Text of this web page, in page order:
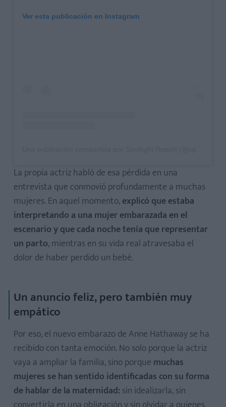
Ver esta publicación en Instagram
La propia actriz habló de esa pérdida en una
entrevista que conmovió profundamente a muchas
mujeres. En aquel momento,explicó que estaba
interpretando a una mujer embarazada en el
escenario y que cada noche tenía que representar
un parto, mientras en su vida real atravesaba el
dolor de haber perdido un bebé.
Un anuncio feliz, pero también muy
empático
Por eso, el nuevo embarazo de Anne Hathaway se ha
recibido con tanta emoción. No solo porque la actriz
vaya a ampliar la familia, sino porque muchas
mujeres se han sentido identificadas con su forma
de hablar de la maternidad: sin idealizarla, sin